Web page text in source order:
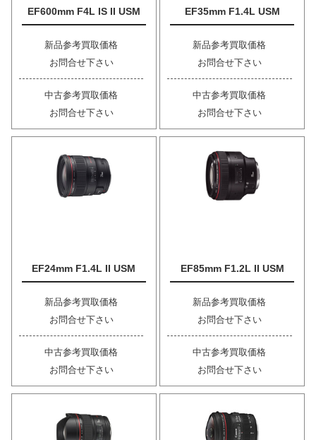
EF600mm F4L IS II USM
新品参考買取価格
お問合せ下さい
中古参考買取価格
お問合せ下さい
EF35mm F1.4L USM
新品参考買取価格
お問合せ下さい
中古参考買取価格
お問合せ下さい
EF24mm F1.4L II USM
新品参考買取価格
お問合せ下さい
中古参考買取価格
お問合せ下さい
EF85mm F1.2L II USM
新品参考買取価格
お問合せ下さい
中古参考買取価格
お問合せ下さい